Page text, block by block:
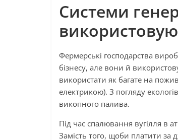
Системи
Фермерські господарства
бізнесу, але вони й
використати як багате на
електрикою). З погляду
викопного палива.
Під час спалювання вугілля в
Замість того, щоби платити